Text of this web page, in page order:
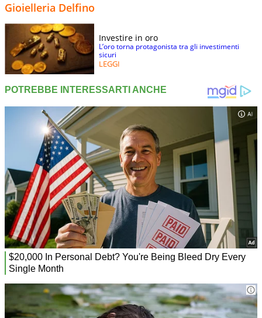
Gioielleria Delfino
Investire in oro
L’oro torna protagonista tra gli investimenti
sicuri
LEGGI